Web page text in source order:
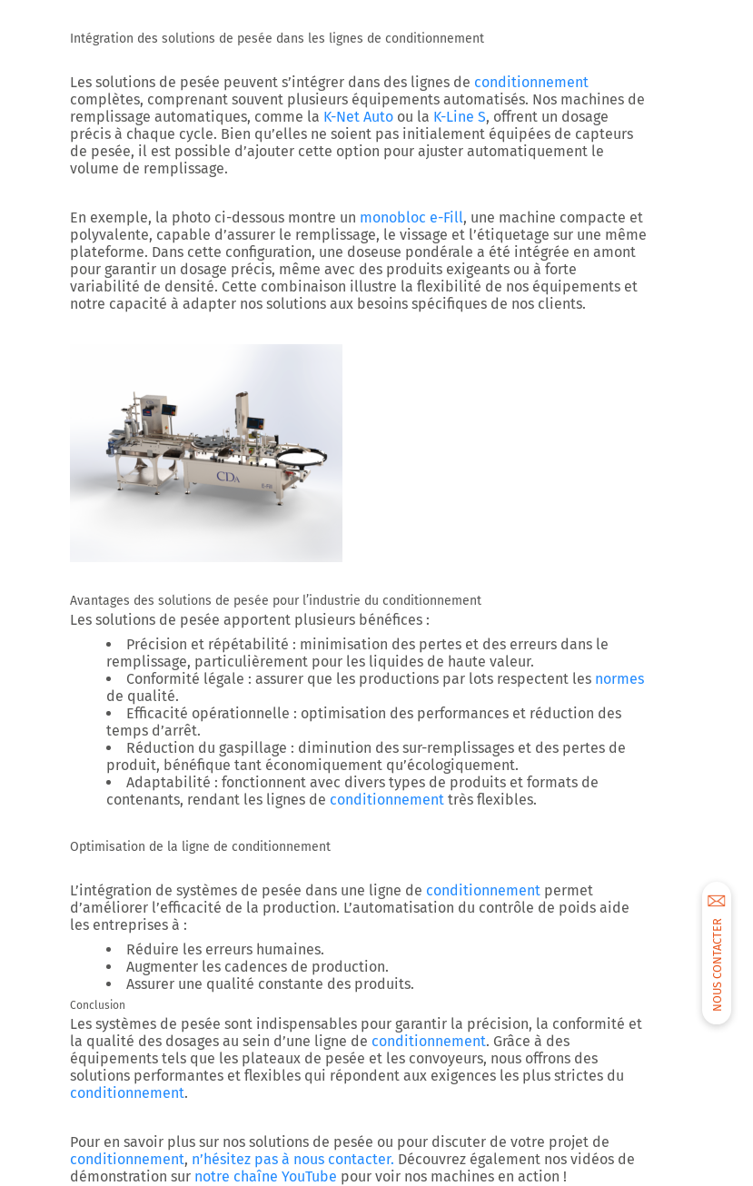
NOUS CONTACTER
Intégration des solutions de pesée dans les lignes de conditionnement
Les solutions de pesée peuvent s’intégrer dans des lignes de conditionnement
complètes, comprenant souvent plusieurs équipements automatisés. Nos machines de
remplissage automatiques, comme la K-Net Auto ou la K-Line S, offrent un dosage
précis à chaque cycle. Bien qu’elles ne soient pas initialement équipées de capteurs
de pesée, il est possible d’ajouter cette option pour ajuster automatiquement le
volume de remplissage.
En exemple, la photo ci-dessous montre un monobloc e-Fill, une machine compacte et
polyvalente, capable d’assurer le remplissage, le vissage et l’étiquetage sur une même
plateforme. Dans cette configuration, une doseuse pondérale a été intégrée en amont
pour garantir un dosage précis, même avec des produits exigeants ou à forte
variabilité de densité. Cette combinaison illustre la flexibilité de nos équipements et
notre capacité à adapter nos solutions aux besoins spécifiques de nos clients.
Avantages des solutions de pesée pour l’industrie du conditionnement
Les solutions de pesée apportent plusieurs bénéfices :
Précision et répétabilité : minimisation des pertes et des erreurs dans le
remplissage, particulièrement pour les liquides de haute valeur.
Conformité légale : assurer que les productions par lots respectent les normes
de qualité.
Efficacité opérationnelle : optimisation des performances et réduction des
temps d’arrêt.
Réduction du gaspillage : diminution des sur-remplissages et des pertes de
produit, bénéfique tant économiquement qu’écologiquement.
Adaptabilité : fonctionnent avec divers types de produits et formats de
contenants, rendant les lignes de conditionnement très flexibles.
Optimisation de la ligne de conditionnement
L’intégration de systèmes de pesée dans une ligne de conditionnement permet
d’améliorer l’efficacité de la production. L’automatisation du contrôle de poids aide
les entreprises à :
Réduire les erreurs humaines.
Augmenter les cadences de production.
Assurer une qualité constante des produits.
Conclusion
Les systèmes de pesée sont indispensables pour garantir la précision, la conformité et
la qualité des dosages au sein d’une ligne de conditionnement. Grâce à des
équipements tels que les plateaux de pesée et les convoyeurs, nous offrons des
solutions performantes et flexibles qui répondent aux exigences les plus strictes du
conditionnement.
Pour en savoir plus sur nos solutions de pesée ou pour discuter de votre projet de
conditionnement, n’hésitez pas à nous contacter. Découvrez également nos vidéos de
démonstration sur notre chaîne YouTube pour voir nos machines en action !